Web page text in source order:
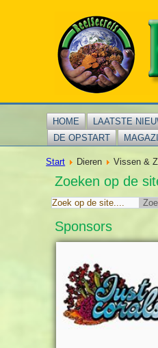
HOME LAATSTE
DE OPSTART
Start Dieren Vissen &
Zoeken op de
Sponsors